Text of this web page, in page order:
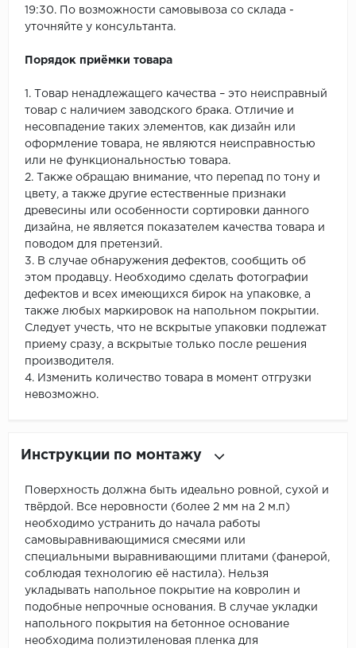
19:30. По возможности самовывоза со склада -
уточняйте у консультанта.
Порядок приёмки товара
1. Товар ненадлежащего качества – это неисправный
товар с наличием заводского брака. Отличие и
несовпадение таких элементов, как дизайн или
оформление товара, не являются неисправностью
или не функциональностью товара.
2. Также обращаю внимание, что перепад по тону и
цвету, а также другие естественные признаки
древесины или особенности сортировки данного
дизайна, не является показателем качества товара и
поводом для претензий.
3. В случае обнаружения дефектов, сообщить об
этом продавцу. Необходимо сделать фотографии
дефектов и всех имеющихся бирок на упаковке, а
также любых маркировок на напольном покрытии.
Следует учесть, что не вскрытые упаковки подлежат
приему сразу, а вскрытые только после решения
производителя.
4. Изменить количество товара в момент отгрузки
невозможно.
Инструкции по монтажу
Поверхность должна быть идеально ровной, сухой и
твёрдой. Все неровности (более 2 мм на 2 м.п)
необходимо устранить до начала работы
самовыравнивающимися смесями или
специальными выравнивающими плитами (фанерой,
соблюдая технологию её настила). Нельзя
укладывать напольное покрытие на ковролин и
подобные непрочные основания. В случае укладки
напольного покрытия на бетонное основание
необходима полиэтиленовая пленка для